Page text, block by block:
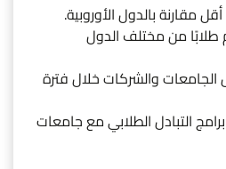
مقارنة بالدول الأوروبية.
طلابًا من مختلف الدول
والشركات خلال فترة
التبادل الطلابي مع جامعات